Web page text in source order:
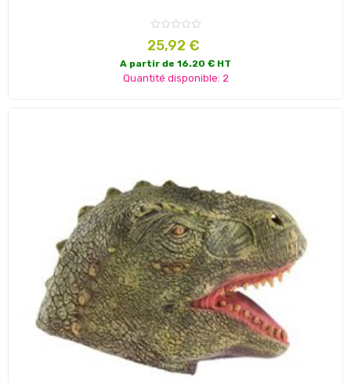
Prix
25,92 €
A partir de 16.20 € HT
Quantité disponible: 2